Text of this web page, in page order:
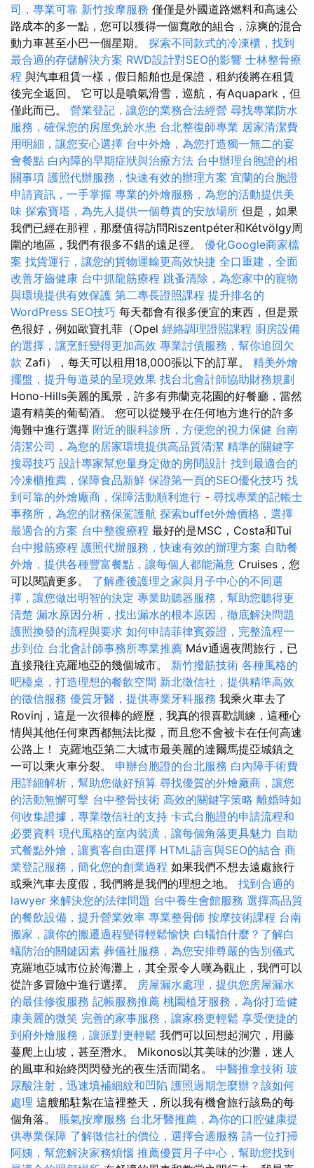
司，專業可靠 新竹按摩服務 僅僅是外國道路燃料和高速公
路成本的多一點，您可以獲得一個寬敞的組合，涼爽的混合
動力車甚至小巴一個星期。 探索不同款式的冷凍櫃，找到
最合適的存儲解決方案 RWD設計對SEO的影響 士林整骨療
程 與汽車租賃一樣，假日船舶也是保證，租約後將在租賃
後完全返回。 它可以是噴氣滑雪，巡航，有Aquapark，但
僅此而已。 營業登記，讓您的業務合法經營 尋找專業防水
服務，確保您的房屋免於水患 台北整復師專業 居家清潔費
用明細，讓您安心選擇 台中外燴，為您打造獨一無二的宴
會餐點 白內障的早期症狀與治療方法 台中辦理台胞證的相
關事項 護照代辦服務，快速有效的辦理方案 宜蘭的台胞證
申請資訊，一手掌握 專業的外燴服務，為您的活動提供美
味 探索寶塔，為先人提供一個尊貴的安放場所 但是，如果
我們已經在那裡，那麼值得訪問Riszentpéter和Kétvölgy周
圍的地區，我們有很多不錯的遠足徑。 優化Google商家檔
案 找貨運行，讓您的貨物運輸更高效快捷 全口重建，全面
改善牙齒健康 台中抓龍筋療程 跳蚤清除，為您家中的寵物
與環境提供有效保護 第二專長證照課程 提升排名的
WordPress SEO技巧 每天都會有很多便宜的東西，但是景
色很好，例如歐寶扎菲（Opel 經絡調理證照課程 廚房設備
的選擇，讓烹飪變得更加高效 專業討債服務，幫你追回欠
款 Zafi），每天可以租用18,000張以下的訂單。 精美外燴
擺盤，提升每道菜的呈現效果 找台北會計師協助財務規劃
Hono-Hills美麗的風景，許多有弗蘭克花園的好餐廳，當然
還有精美的葡萄酒。 您可以從幾乎在任何地方進行的許多
海難中進行選擇 附近的眼科診所，方便您的視力保健 台南
清潔公司，為您的居家環境提供高品質清潔 精準的關鍵字
搜尋技巧 設計專家幫您量身定做的房間設計 找到最適合的
冷凍櫃推薦，保障食品新鮮 保證第一頁的SEO優化技巧 找
到可靠的外燴廠商，保障活動順利進行 - 尋找專業的記帳士
事務所，為您的財務保駕護航 探索buffet外燴價格，選擇
最適合的方案 台中整復療程 最好的是MSC，Costa和Tui
台中撥筋療程 護照代辦服務，快速有效的辦理方案 自助餐
外燴，提供各種豐富餐點，讓每個人都能滿意 Cruises，您
可以閱讀更多。 了解產後護理之家與月子中心的不同選
擇，讓您做出明智的決定 專業助聽器服務，幫助您聽得更
清楚 漏水原因分析，找出漏水的根本原因，徹底解決問題
護照換發的流程與要求 如何申請菲律賓簽證，完整流程一
步到位 台北會計師事務所專業推薦 Máv通過夜間旅行，已
直接飛往克羅地亞的幾個城市。 新竹撥筋技術 各種風格的
吧檯桌，打造理想的餐飲空間 新北徵信社，提供精準高效
的徵信服務 優質牙醫，提供專業牙科服務 我乘火車去了
Rovinj，這是一次很棒的經歷，我真的很喜歡訓練，這種心
情與其他任何東西都無法比擬，而且您不會被卡在任何高速
公路上！ 克羅地亞第二大城市最美麗的達爾馬提亞城鎮之
一可以乘火車分裂。 申辦台胞證的台北服務 白內障手術費
用詳細解析，幫助您做好預算 尋找優質的外燴廠商，讓您
的活動無懈可擊 台中整骨技術 高效的關鍵字策略 離婚時如
何收集證據，專業徵信社的支持 卡式台胞證的申請流程和
必要資料 現代風格的室內裝潢，讓每個角落更具魅力 自助
式餐點外燴，讓賓客自由選擇 HTML語言與SEO的結合 商
業登記服務，簡化您的創業過程 如果我們不想去遠處旅行
或乘汽車去度假，我們將是我們的理想之地。 找到合適的
lawyer 來解決您的法律問題 台中養生會館服務 選擇高品質
的餐飲設備，提升營業效率 專業整骨師 按摩技術課程 台南
搬家，讓你的搬遷過程變得輕鬆愉快 白蟻怕什麼？了解白
蟻防治的關鍵因素 葬儀社服務，為您安排尊嚴的告別儀式
克羅地亞城市位於海灘上，其全景令人嘆為觀止，我們可以
從許多冒險中進行選擇。 房屋漏水處理，提供您房屋漏水
的最佳修復服務 記帳服務推薦 桃園植牙服務，為你打造健
康美麗的微笑 完善的家事服務，讓家務更輕鬆 享受便捷的
到府外燴服務，讓派對更輕鬆 我們可以回想起洞穴，用藤
蔓爬上山坡，甚至潛水。 Mikonos以其美味的沙灘，迷人
的風車和始終閃閃發光的夜生活而聞名。 中醫推拿技術 玻
尿酸注射，迅速填補細紋和凹陷 護照過期怎麼辦？該如何
處理 這艘船駐紮在這裡整天，所以我有機會旅行該島的每
個角落。 脹氣按摩服務 台北牙醫推薦，為你的口腔健康提
供專業保障 了解徵信社的價位，選擇合適服務 請一位打掃
阿姨，幫您解決家務煩惱 推薦優質月子中心，幫助您找到